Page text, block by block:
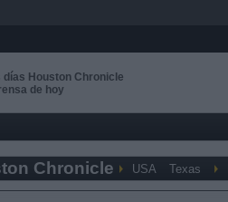
días Houston Chronicle
de hoy
Chronicle USA Texas